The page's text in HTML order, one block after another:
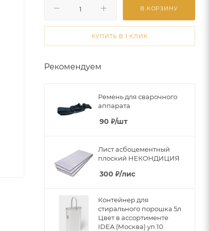
В КОРЗИНУ
КУПИТЬ В 1 КЛИК
Рекомендуем
Ремень для сварочного
аппарата
90 ₽/шт
Лист асбоцементный
плоский НЕКОНДИЦИЯ
300 ₽/лис
Контейнер для
стирального порошка 5л
Цвет в ассортименте
IDEA (Москва) уп.10